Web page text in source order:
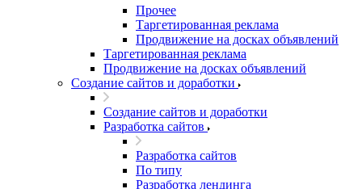
Прочее
Таргетированная реклама
Продвижение на досках объявлений
Таргетированная реклама
Продвижение на досках объявлений
Создание сайтов и доработки
Создание сайтов и доработки
Разработка сайтов
Разработка сайтов
По типу
Разработка лендинга